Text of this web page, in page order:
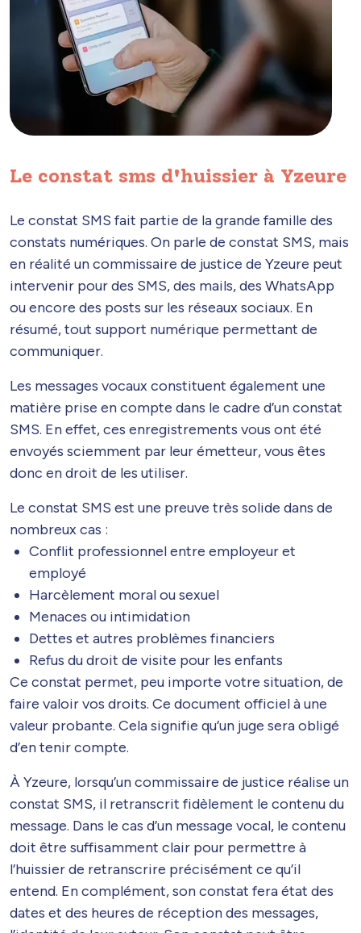
Le constat sms d'huissier à Yzeure
Le constat SMS fait partie de la grande famille des
constats numériques. On parle de constat SMS, mais
en réalité un commissaire de justice de Yzeure peut
intervenir pour des SMS, des mails, des WhatsApp
ou encore des posts sur les réseaux sociaux. En
résumé, tout support numérique permettant de
communiquer.
Les messages vocaux constituent également une
matière prise en compte dans le cadre d’un constat
SMS. En effet, ces enregistrements vous ont été
envoyés sciemment par leur émetteur, vous êtes
donc en droit de les utiliser.
Le constat SMS est une preuve très solide dans de
nombreux cas :
Conflit professionnel entre employeur et
employé
Harcèlement moral ou sexuel
Menaces ou intimidation
Dettes et autres problèmes financiers
Refus du droit de visite pour les enfants
Ce constat permet, peu importe votre situation, de
faire valoir vos droits. Ce document officiel à une
valeur probante. Cela signifie qu’un juge sera obligé
d’en tenir compte.
À Yzeure, lorsqu’un commissaire de justice réalise un
constat SMS, il retranscrit fidèlement le contenu du
message. Dans le cas d’un message vocal, le contenu
doit être suffisamment clair pour permettre à
l’huissier de retranscrire précisément ce qu’il
entend. En complément, son constat fera état des
dates et des heures de réception des messages,